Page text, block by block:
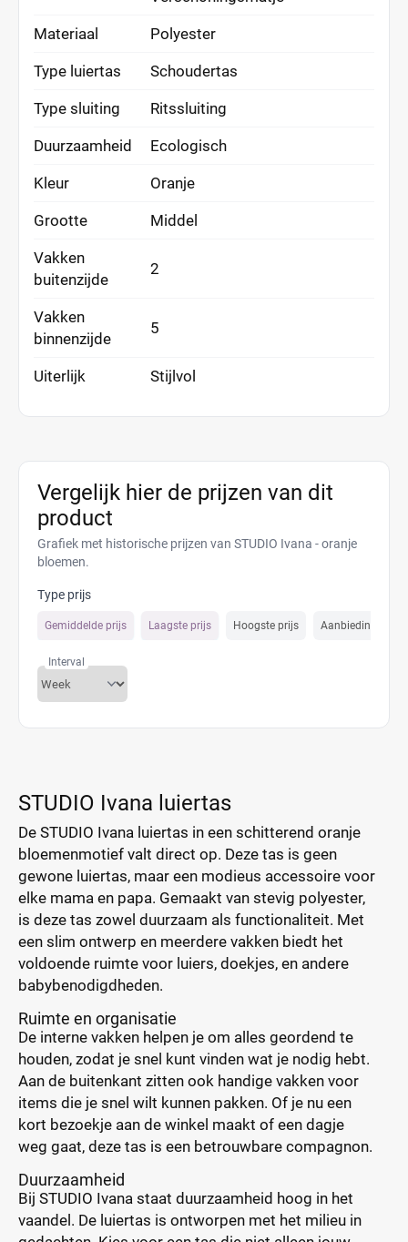
Materiaal Polyester
Type luiertas Schoudertas
Type sluiting Ritssluiting
Duurzaamheid Ecologisch
Kleur Oranje
Grootte Middel
Vakken
buitenzijde
2
Vakken
binnenzijde
5
Uiterlijk Stijlvol
Vergelijk hier de prijzen van dit
product
Grafiek met historische prijzen van STUDIO Ivana - oranje
bloemen.
Type prijs
Gemiddelde prijs Laagste prijs Hoogste prijs Aanbiedings prijs
Interval
STUDIO Ivana luiertas
De STUDIO Ivana luiertas in een schitterend oranje
bloemenmotief valt direct op. Deze tas is geen
gewone luiertas, maar een modieus accessoire voor
elke mama en papa. Gemaakt van stevig polyester,
is deze tas zowel duurzaam als functionaliteit. Met
een slim ontwerp en meerdere vakken biedt het
voldoende ruimte voor luiers, doekjes, en andere
babybenodigdheden.
Ruimte en organisatie
De interne vakken helpen je om alles geordend te
houden, zodat je snel kunt vinden wat je nodig hebt.
Aan de buitenkant zitten ook handige vakken voor
items die je snel wilt kunnen pakken. Of je nu een
kort bezoekje aan de winkel maakt of een dagje
weg gaat, deze tas is een betrouwbare compagnon.
Duurzaamheid
Bij STUDIO Ivana staat duurzaamheid hoog in het
vaandel. De luiertas is ontworpen met het milieu in